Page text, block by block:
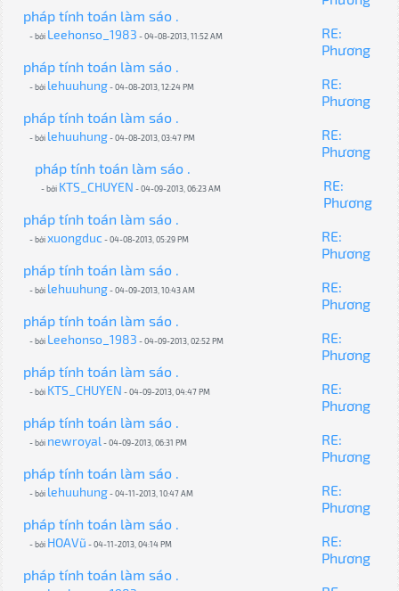
pháp tính toán làm sáo .
- bởi Leehonso_1983 - 04-08-2013, 11:52 AM
RE:
Phương
pháp tính toán làm sáo .
- bởi lehuuhung- 04-08-2013, 12:24 PM
RE:
Phương
pháp tính toán làm sáo .
- bởi lehuuhung- 04-08-2013, 03:47 PM
RE:
Phương
pháp tính toán làm sáo .
- bởi KTS_CHUYEN - 04-09-2013, 06:23 AM
RE:
Phương
pháp tính toán làm sáo .
- bởixuongduc- 04-08-2013, 05:29 PM
RE:
Phương
pháp tính toán làm sáo .
- bởi lehuuhung- 04-09-2013, 10:43 AM
RE:
Phương
pháp tính toán làm sáo .
- bởi Leehonso_1983 - 04-09-2013, 02:52 PM
RE:
Phương
pháp tính toán làm sáo .
- bởi KTS_CHUYEN - 04-09-2013, 04:47 PM
RE:
Phương
pháp tính toán làm sáo .
- bởi newroyal- 04-09-2013, 06:31 PM
RE:
Phương
pháp tính toán làm sáo .
- bởi lehuuhung- 04-11-2013, 10:47 AM
RE:
Phương
pháp tính toán làm sáo .
- bởi HOAVũ - 04-11-2013, 04:14 PM
RE:
Phương
pháp tính toán làm sáo .